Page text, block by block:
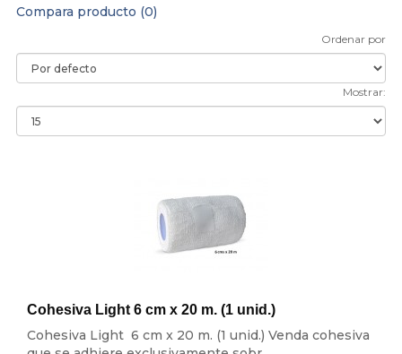
Compara producto (0)
Ordenar por
Mostrar:
Cohesiva Light 6 cm x 20 m. (1 unid.)
Cohesiva Light 6 cm x 20 m. (1 unid.) Venda cohesiva